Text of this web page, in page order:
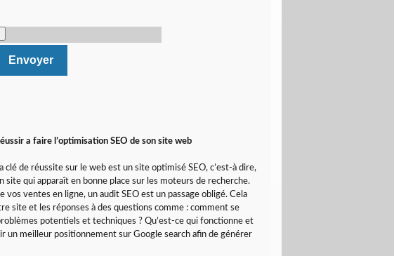
a faire l’optimisation SEO de son site web
clé de réussite sur le web est un site optimisé SEO, c’est-à dire,
site qui apparaît en bonne place sur les moteurs de recherche.
ventes en ligne, un audit SEO est un passage obligé. Cela
site et les réponses à des questions comme : comment se
potentiels et techniques ? Qu’est-ce qui fonctionne et
un meilleur positionnement sur Google search afin de générer